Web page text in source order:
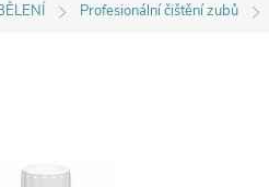
Profesionální čištění zubů